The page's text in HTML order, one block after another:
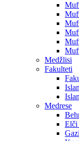
Medžlisi
Fakulteti
Medrese
Elči